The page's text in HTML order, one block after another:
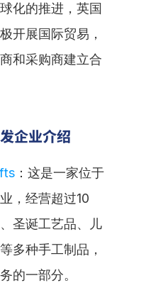
化的推进，英国
开展国际贸易，
和采购商建立合
企业介绍
：这是一家位于
，经营超过10
圣诞工艺品、儿
多种手工制品，
的一部分。